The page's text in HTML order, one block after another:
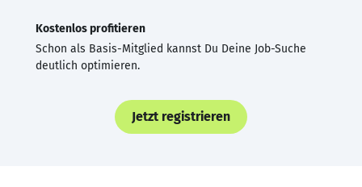
Kostenlos profitieren
Schon als Basis-Mitglied kannst Du Deine Job-Suche
deutlich optimieren.
Jetzt registrieren